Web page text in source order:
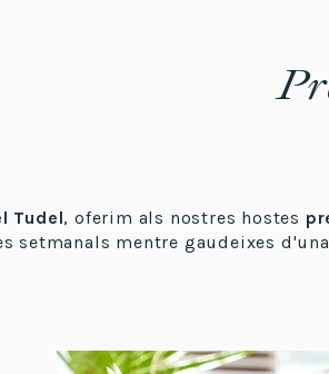
Tudel, oferim als nostres hostes
setmanals mentre gaudeixes